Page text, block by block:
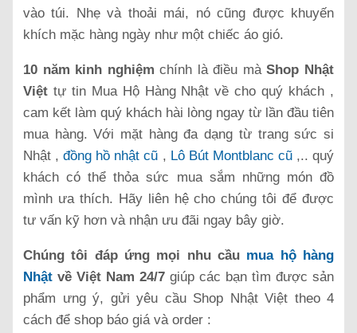
vào túi. Nhẹ và thoải mái, nó cũng được khuyến
khích mặc hàng ngày như một chiếc áo gió.
10 năm kinh nghiệm chính là điều màShop Nhật
Việt tự tin Mua Hộ Hàng Nhật về cho quý khách ,
cam kết làm quý khách hài lòng ngay từ lần đầu tiên
mua hàng. Với mặt hàng đa dạng từ trang sức si
Nhật ,đồng hồ nhật cũ , Lô Bút Montblanc cũ,.. quý
khách có thể thỏa sức mua sắm những món đồ
mình ưa thích. Hãy liên hệ cho chúng tôi để được
tư vấn kỹ hơn và nhận ưu đãi ngay bây giờ.
Chúng tôi đáp ứng mọi nhu cầu mua hộ hàng
Nhật về Việt Nam 24/7 giúp các bạn tìm được sản
phẩm ưng ý, gửi yêu cầu Shop Nhật Việt theo 4
cách để shop báo giá và order :